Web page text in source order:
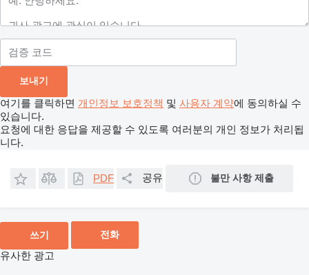
여기를 클릭하면 개인정보 보호정책 및 사용자 계약에 동의하실 수
있습니다.
요청에 대한 응답을 제공할 수 있도록 여러분의 개인 정보가 처리됩
니다.
PDF 공유 불만 사항 제출
쓰기 전화
유사한 광고